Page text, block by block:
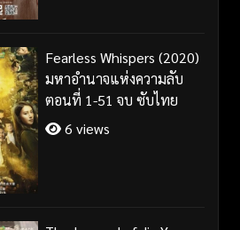
Fearless Whispers (2020)
มหาอำนาจแห่งความลับ
ตอนที่ 1-51 จบ ซับไทย
6 views